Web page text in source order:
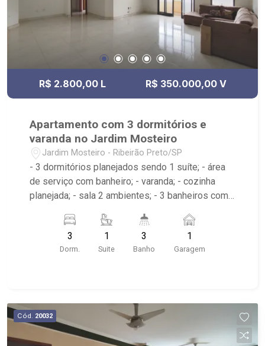
R$ 2.800,00 L R$ 350.000,00 V
Apartamento com 3 dormitórios e
varanda no Jardim Mosteiro
Jardim Mosteiro - Ribeirão Preto/SP
- 3 dormitórios planejados sendo 1 suíte; - área
de serviço com banheiro; - varanda; - cozinha
planejada; - sala 2 ambientes; - 3 banheiros com
próximo ao Shopping Santa Ursula, Bar do
Nelson, Stone Wall
3
Dorm.
1
Suite
3
Banho
1
Garagem
Cód. 20032